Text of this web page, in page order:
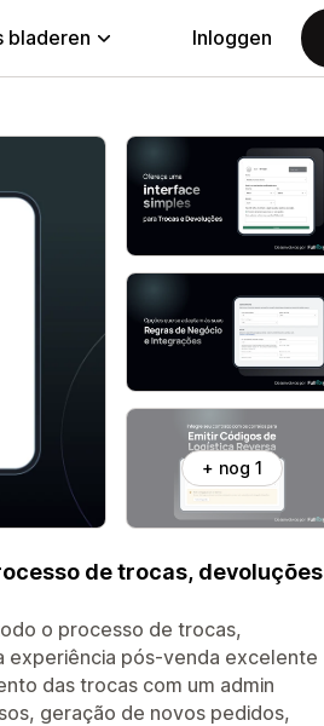
bladeren Inloggen
+ nog 1
de trocas, devoluções
o processo de trocas,
experiência pós-venda excelente
das trocas com um admin
geração de novos pedidos,